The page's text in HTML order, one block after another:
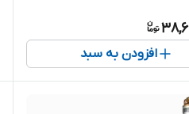
افزودن به سبد